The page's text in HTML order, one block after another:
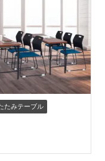
たみテーブル